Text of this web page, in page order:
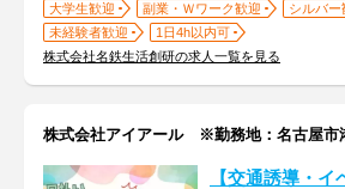
大学生歓迎 副業・Ｗワーク歓迎
シルバー
未経験者歓迎
1日4h以内可
株式会社名鉄生活創研の求人一覧を見る
株式会社アイアール ※勤務地：名古屋市
【交通誘導・